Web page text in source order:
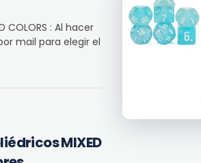
MIXED
COLORS : Al hacer
mail para elegir el